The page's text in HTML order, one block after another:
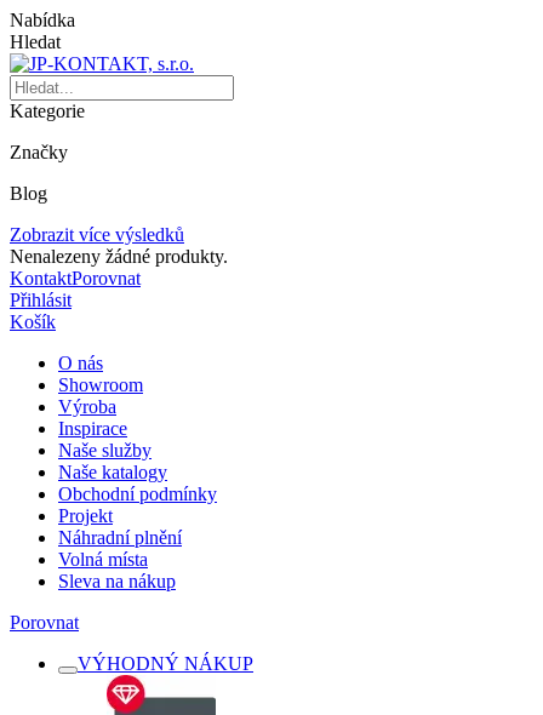
Nabídka
Hledat
Kategorie
Značky
Blog
Zobrazit více výsledků
Nenalezeny žádné produkty.
KontaktPorovnat
Přihlásit
Košík
O nás
Showroom
Výroba
Inspirace
Naše služby
Naše katalogy
Obchodní podmínky
Projekt
Náhradní plnění
Volná místa
Sleva na nákup
Porovnat
VÝHODNÝ NÁKUP